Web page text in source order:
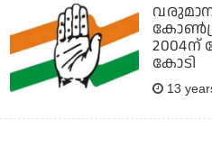
2004ന്
കോടി
13